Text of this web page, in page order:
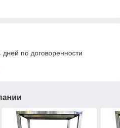
дней по договоренности